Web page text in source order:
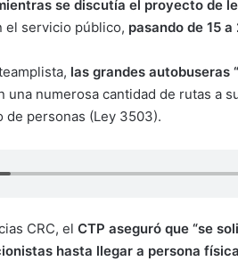
se discutía el proyecto de
el servicio público, pasando de 15 a
las grandes autobuseras
una numerosa cantidad de rutas a
personas (Ley 3503).
CRC, el CTP aseguró que “se
hasta llegar a persona